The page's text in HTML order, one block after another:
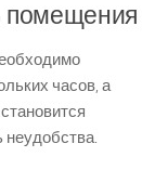
помещения
часов, а
неудобства.